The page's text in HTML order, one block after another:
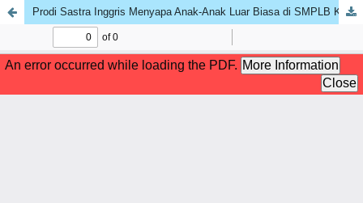
Prodi Sastra Inggris Menyapa Anak-Anak Luar Biasa di SMPLB Kota Bengkulu